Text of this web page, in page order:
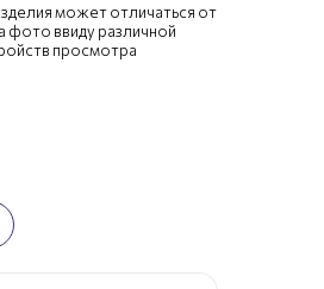
может отличаться от
фото ввиду различной
просмотра